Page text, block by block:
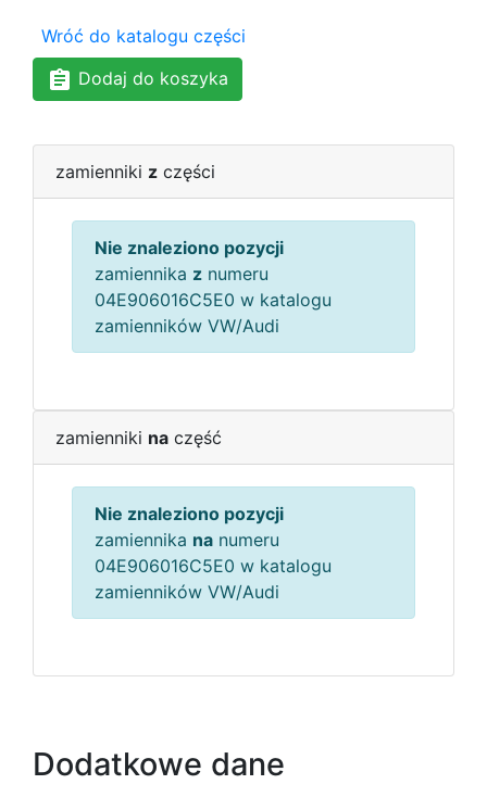
Wróć do katalogu części
Dodaj do koszyka
zamienniki z części
Nie znaleziono pozycji
zamiennika z numeru
04E906016C5E0 w katalogu
zamienników VW/Audi
zamienniki na część
Nie znaleziono pozycji
zamiennika na numeru
04E906016C5E0 w katalogu
zamienników VW/Audi
Dodatkowe dane